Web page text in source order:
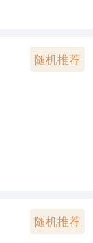
随机推荐
随机推荐